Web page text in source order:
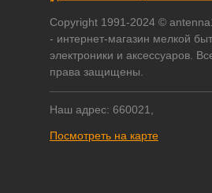
Copyright 1991-2024 ©
- интернет-магазин мелкой
электроники и аксессуаров.
права защищены.
Наш адрес: 660021,
Посмотреть на карте